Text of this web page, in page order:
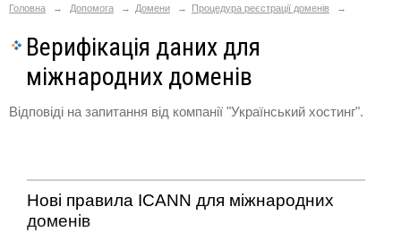
Головна Допомога Домени Процедура реєстрації доменів
Верифікація даних для
міжнародних доменів
Відповіді на запитання від компанії "Український хостинг".
Нові правила ICANN для міжнародних
доменів